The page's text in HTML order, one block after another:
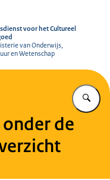
voor het Cultureel
van Onderwijs,
en Wetenschap
de